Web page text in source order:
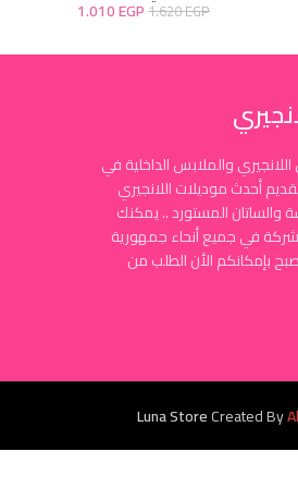
1.620EGP
1.010EGP
والملابس الداخلية في
نسعى لتقديم أحدث موديلات اللانجيري
والساتان المستورد .. يمكنك
أكثر من 300 موزع للشركة في جميع أنحاء جمهورية
بإمكانكم الأن الطلب من
Luna StoreCreated By